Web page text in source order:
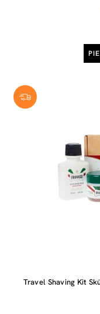
Travel Shaving Kit